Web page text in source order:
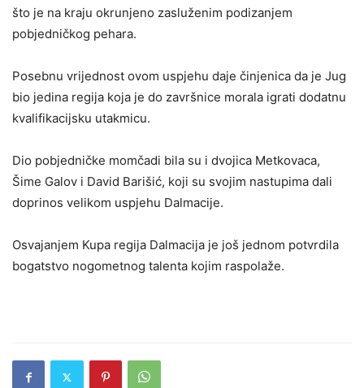
što je na kraju okrunjeno zasluženim podizanjem
pobjedničkog pehara.
Posebnu vrijednost ovom uspjehu daje činjenica da je Jug
bio jedina regija koja je do završnice morala igrati dodatnu
kvalifikacijsku utakmicu.
Dio pobjedničke momčadi bila su i dvojica Metkovaca,
Šime Galov i David Barišić, koji su svojim nastupima dali
doprinos velikom uspjehu Dalmacije.
Osvajanjem Kupa regija Dalmacija je još jednom potvrdila
bogatstvo nogometnog talenta kojim raspolaže.